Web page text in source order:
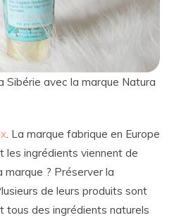
Sibérie avec la marque Natura
. La marque fabrique en Europe
les ingrédients viennent de
marque ? Préserver la
de leurs produits sont
tous des ingrédients naturels